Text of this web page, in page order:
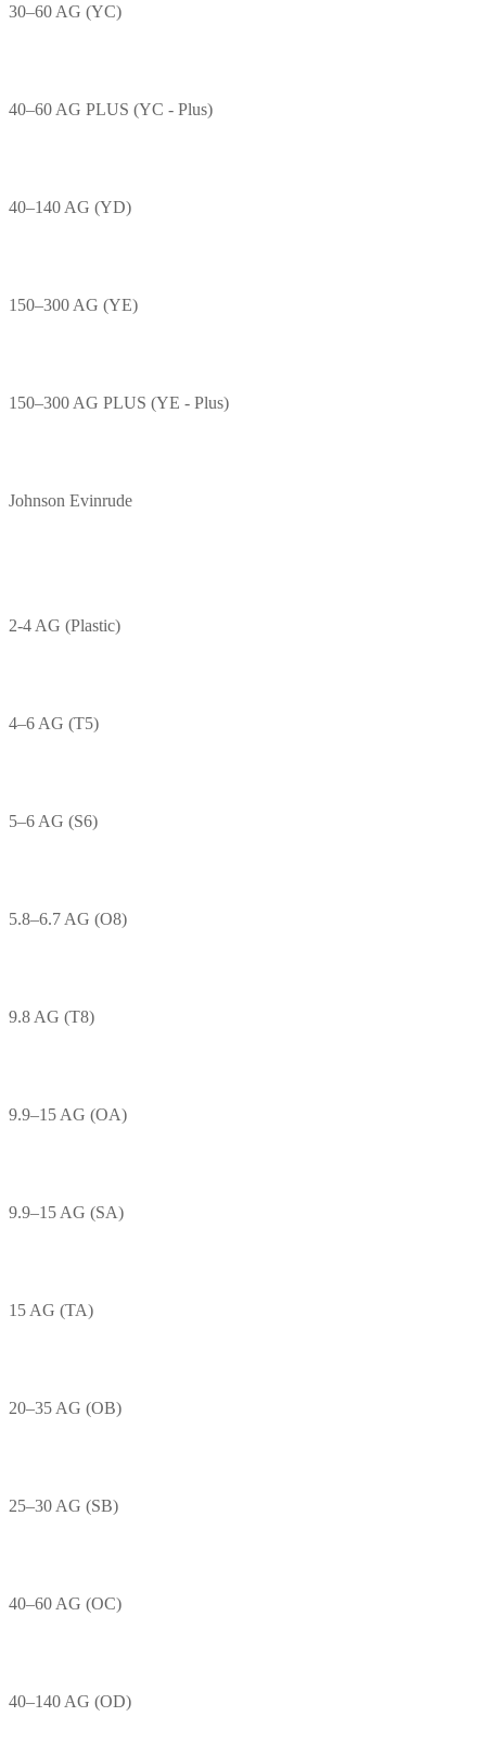
30–60 AG (YC)
40–60 AG PLUS (YC - Plus)
40–140 AG (YD)
150–300 AG (YE)
150–300 AG PLUS (YE - Plus)
Johnson Evinrude
2-4 AG (Plastic)
4–6 AG (T5)
5–6 AG (S6)
5.8–6.7 AG (O8)
9.8 AG (T8)
9.9–15 AG (OA)
9.9–15 AG (SA)
15 AG (TA)
20–35 AG (OB)
25–30 AG (SB)
40–60 AG (OC)
40–140 AG (OD)